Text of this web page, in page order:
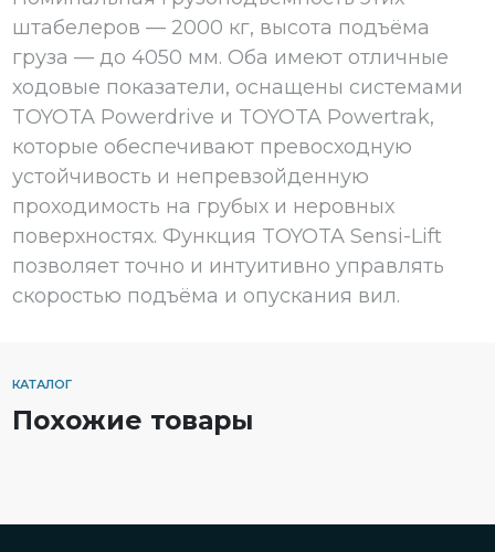
штабелеров — 2000 кг, высота подъёма
груза — до 4050 мм. Оба имеют отличные
ходовые показатели, оснащены системами
TOYOTA Powerdrive и TOYOTA Powertrak,
которые обеспечивают превосходную
устойчивость и непревзойденную
проходимость на грубых и неровных
поверхностях. Функция TOYOTA Sensi-Lift
позволяет точно и интуитивно управлять
скоростью подъёма и опускания вил.
КАТАЛОГ
Похожие товары